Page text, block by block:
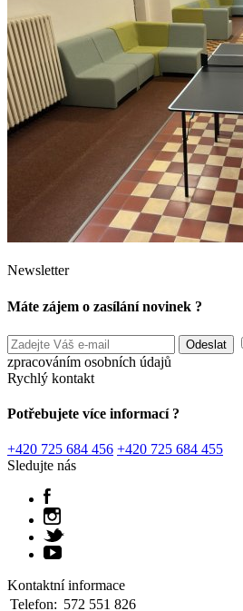
Newsletter
Máte zájem o zasílání novinek ?
zpracováním osobních údajů
Rychlý kontakt
Potřebujete více informací ?
+420 725 684 456 +420 725 684 455
Sledujte nás
Kontaktní informace
Telefon: 572 551 826